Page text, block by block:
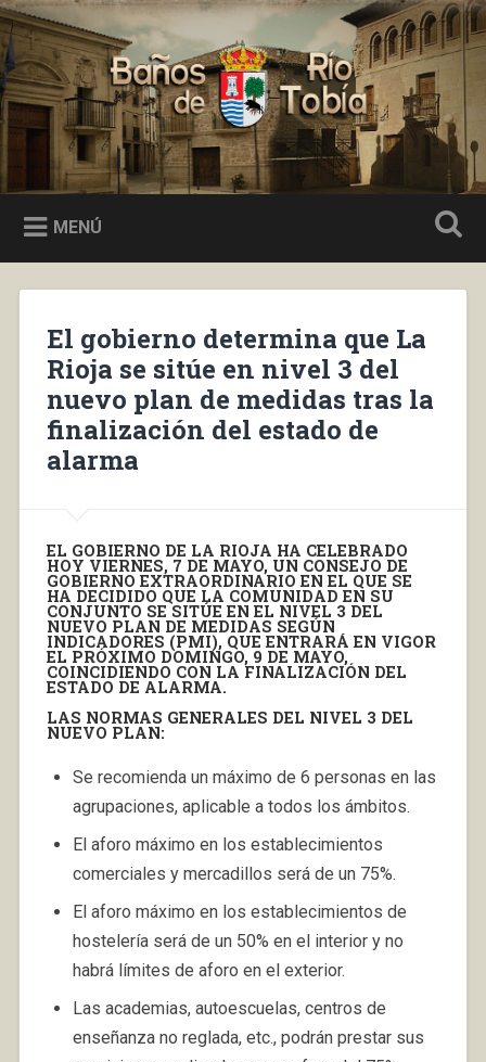
Saltar
al
contenido
Buscar
Baños de Río Tobía
MENÚ
El gobierno determina que La
Rioja se sitúe en nivel 3 del
nuevo plan de medidas tras la
finalización del estado de
alarma
EL GOBIERNO DE LA RIOJA HA CELEBRADO
HOY VIERNES, 7 DE MAYO, UN CONSEJO DE
GOBIERNO EXTRAORDINARIO EN EL QUE SE
HA DECIDIDO QUE LA COMUNIDAD EN SU
CONJUNTO SE SITÚE EN EL NIVEL 3 DEL
NUEVO PLAN DE MEDIDAS SEGÚN
INDICADORES (PMI), QUE ENTRARÁ EN VIGOR
EL PRÓXIMO DOMINGO, 9 DE MAYO,
COINCIDIENDO CON LA FINALIZACIÓN DEL
ESTADO DE ALARMA.
LAS NORMAS GENERALES DEL NIVEL 3 DEL
NUEVO PLAN:
Se recomienda un máximo de 6 personas en las
agrupaciones, aplicable a todos los ámbitos.
El aforo máximo en los establecimientos
comerciales y mercadillos será de un 75%.
El aforo máximo en los establecimientos de
hostelería será de un 50% en el interior y no
habrá límites de aforo en el exterior.
Las academias, autoescuelas, centros de
enseñanza no reglada, etc., podrán prestar sus